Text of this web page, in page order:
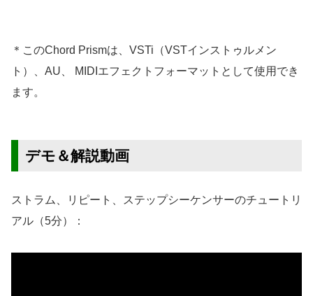
＊このChord Prismは、VSTi（VSTインストゥルメン
ト）、AU、 MIDIエフェクトフォーマットとして使用でき
ます。
デモ＆解説動画
ストラム、リピート、ステップシーケンサーのチュートリ
アル（5分）：